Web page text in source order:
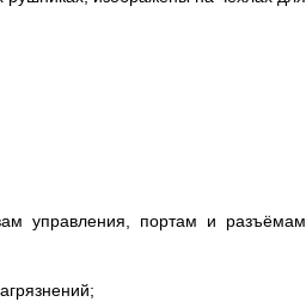
управления, портам и разъёмам